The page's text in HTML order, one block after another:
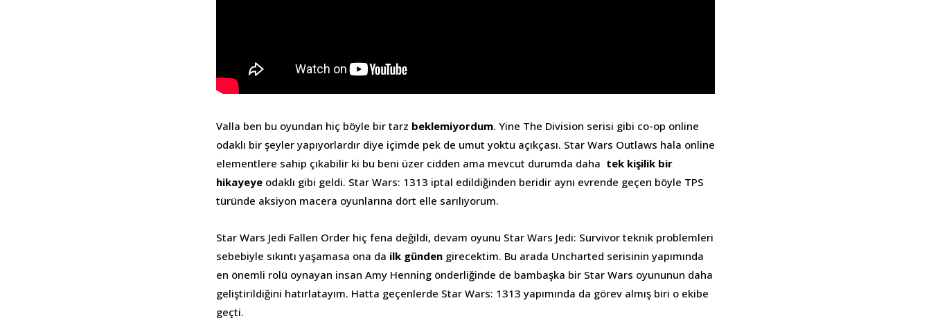
Valla ben bu oyundan hiç böyle bir tarz beklemiyordum. Yine The Division serisi gibi co-op online
odaklı bir şeyler yapıyorlardır diye içimde pek de umut yoktu açıkçası. Star Wars Outlaws hala online
elementlere sahip çıkabilir ki bu beni üzer cidden ama mevcut durumda daha tek kişilik bir
hikayeye odaklı gibi geldi. Star Wars: 1313 iptal edildiğinden beridir aynı evrende geçen böyle TPS
türünde aksiyon macera oyunlarına dört elle sarılıyorum.
Star Wars Jedi Fallen Order hiç fena değildi, devam oyunu Star Wars Jedi: Survivor teknik problemleri
sebebiyle sıkıntı yaşamasa ona da ilk günden girecektim. Bu arada Uncharted serisinin yapımında
en önemli rolü oynayan insan Amy Henning önderliğinde de bambaşka bir Star Wars oyununun daha
geliştirildiğini hatırlatayım. Hatta geçenlerde Star Wars: 1313 yapımında da görev almış biri o ekibe
geçti.